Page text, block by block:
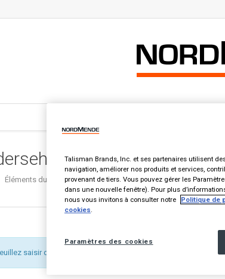
mit Telefunken,
Éléments du portefeuille ⟩ Ein Wiedersehen mit Telefunken,
saisir du contenu dans la zone de texte de l'élément texte.
Talisman Brands, Inc. et ses partenaires utilisent
navigation, améliorer nos produits et services,
provenant de tiers. Vous pouvez gérer les
dans une nouvelle fenêtre). Pour plus
nous vous invitons à consulter notre
Politique de
cookies
Paramètres des cookies